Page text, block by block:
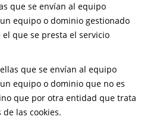
que se envían al equipo
equipo o dominio gestionado
que se presta el servicio
que se envían al equipo
equipo o dominio que no es
que por otra entidad que trata
las cookies.